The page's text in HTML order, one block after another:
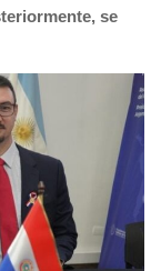
se